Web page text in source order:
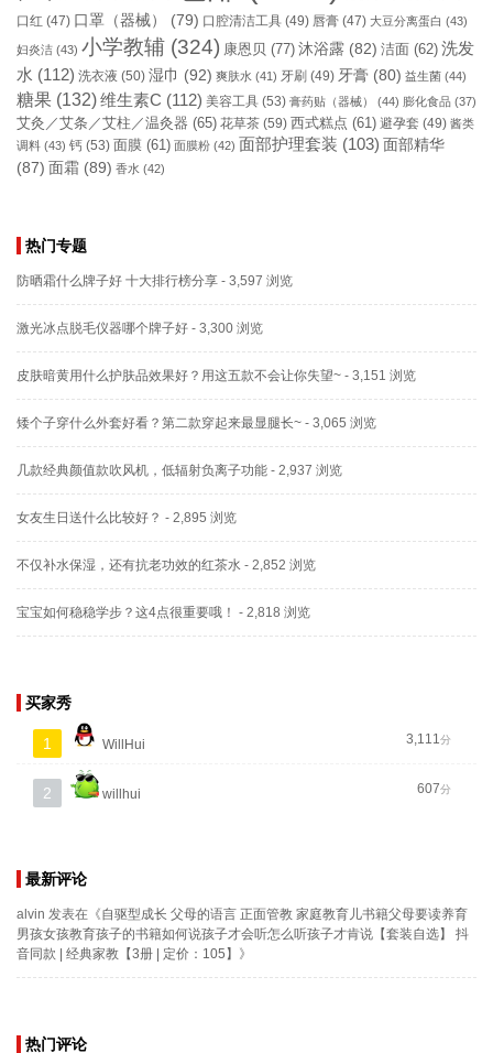
口红 (47) 口罩（器械） (79) 口腔清洁工具 (49) 唇膏 (47) 大豆分离蛋白 (43)
妇炎洁 (43) 小学教辅 (324) 康恩贝 (77) 沐浴露 (82) 洁面 (62) 洗发
水 (112) 洗衣液 (50) 湿巾 (92) 爽肤水 (41) 牙刷 (49) 牙膏 (80) 益生菌 (44)
糖果 (132)维生素C (112) 美容工具 (53) 膏药贴（器械） (44) 膨化食品 (37)
艾灸／艾条／艾柱／温灸器 (65) 花草茶 (59) 西式糕点 (61) 避孕套 (49) 酱类
调料 (43) 钙 (53) 面膜 (61) 面膜粉 (42) 面部护理套装 (103) 面部精华
(87) 面霜 (89) 香水 (42)
热门专题
防晒霜什么牌子好 十大排行榜分享 - 3,597 浏览
激光冰点脱毛仪器哪个牌子好 - 3,300 浏览
皮肤暗黄用什么护肤品效果好？用这五款不会让你失望~ - 3,151 浏览
矮个子穿什么外套好看？第二款穿起来最显腿长~ - 3,065 浏览
几款经典颜值款吹风机，低辐射负离子功能 - 2,937 浏览
女友生日送什么比较好？ - 2,895 浏览
不仅补水保湿，还有抗老功效的红茶水 - 2,852 浏览
宝宝如何稳稳学步？这4点很重要哦！ - 2,818 浏览
买家秀
1 WillHui 3,111分
2 willhui 607分
最新评论
alvin 发表在《自驱型成长 父母的语言 正面管教 家庭教育儿书籍父母要读养育
男孩女孩教育孩子的书籍如何说孩子才会听怎么听孩子才肯说【套装自选】 抖
音同款 | 经典家教【3册 | 定价：105】 》
热门评论